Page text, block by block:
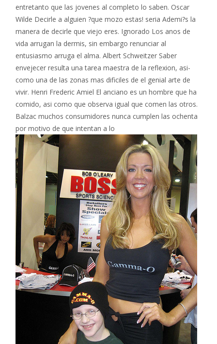
entretanto que las jovenes al completo lo saben. Oscar
Wilde Decirle a alguien ?que mozo estas! seri­a Ademi?s la
manera de decirle que viejo eres. Ignorado Los anos de
vida arrugan la dermis, sin embargo renunciar al
entusiasmo arruga el alma. Albert Schweitzer Saber
envejecer resulta una tarea maestra de la reflexion, asi­
como una de las zonas mas dificiles de el genial arte de
vivir. Henri Frederic Amiel El anciano es un hombre que ha
comido, asi­ como que observa igual que comen las otros.
Balzac muchos consumidores nunca cumplen las ochenta
por motivo de que intentan a lo